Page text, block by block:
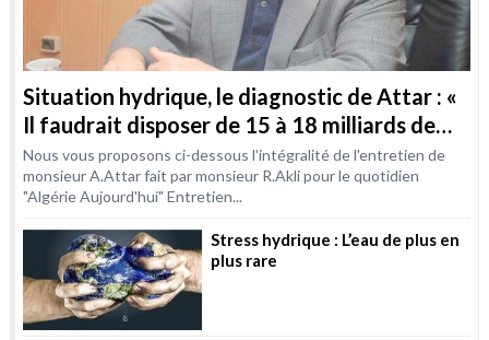
Situation hydrique, le diagnostic de Attar : «
Il faudrait disposer de 15 à 18 milliards de
m3 / an d’ici à 2030 »
Nous vous proposons ci-dessous l'intégralité de l'entretien de
monsieur A.Attar fait par monsieur R.Akli pour le quotidien
"Algérie Aujourd'hui" Entretien...
Stress hydrique : L’eau de plus en
plus rare